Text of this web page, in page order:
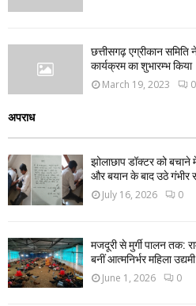
छत्तीसगढ़ एग्रीकान
कार्यक्रम का शुभारम्भ किया
March 19, 2023 0
अपराध
झोलाछाप डॉक्टर को बचाने
और बयान के बाद उठे गंभीर
July 16, 2026 0
मजदूरी से मुर्गी पालन तक:
बनीं आत्मनिर्भर महिला उद्यमी
June 1, 2026 0